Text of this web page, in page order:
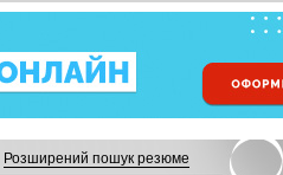
Розширений пошук резюме